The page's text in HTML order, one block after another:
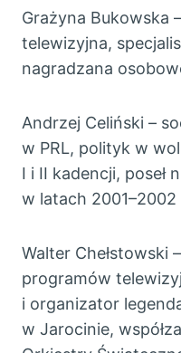
Grażyna Bukowska
telewizyjna,
nagradzana
Andrzej Celiński –
w PRL, polityk w
I i II kadencji, poseł
w latach
Walter
programów
i organizator
w Jarocinie,